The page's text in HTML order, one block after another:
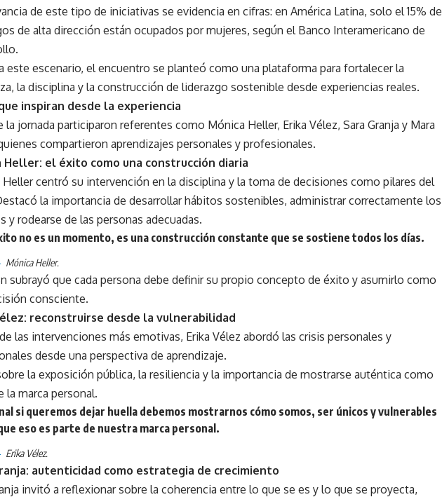
de este tipo de iniciativas se evidencia en cifras: en América Latina, solo el 15% de
de alta dirección están ocupados por mujeres, según el Banco Interamericano de
este escenario, el encuentro se planteó como una plataforma para fortalecer la
la disciplina y la construcción de liderazgo sostenible desde experiencias reales.
inspiran desde la experiencia
la jornada participaron referentes como Mónica Heller, Erika Vélez, Sara Granja y Mara
compartieron aprendizajes personales y profesionales.
Heller: el éxito como una construcción diaria
Heller centró su intervención en la disciplina y la toma de decisiones como pilares del
la importancia de desarrollar hábitos sostenibles, administrar correctamente los
y rodearse de las personas adecuadas.
no es un momento, es una construcción constante que se sostiene todos los días.
Mónica Heller.
subrayó que cada persona debe definir su propio concepto de éxito y asumirlo como
consciente.
reconstruirse desde la vulnerabilidad
las intervenciones más emotivas, Erika Vélez abordó las crisis personales y
desde una perspectiva de aprendizaje.
la exposición pública, la resiliencia y la importancia de mostrarse auténtica como
la marca personal.
si queremos dejar huella debemos mostrarnos cómo somos, ser únicos y vulnerables
eso es parte de nuestra marca personal.
Erika Vélez.
autenticidad como estrategia de crecimiento
invitó a reflexionar sobre la coherencia entre lo que se es y lo que se proyecta,